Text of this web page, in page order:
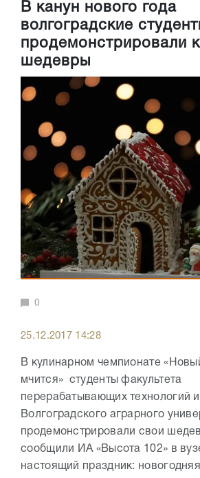
В канун нового года
волгоградские
продемонстрировали
шедевры
0
25.12.2017 14:28
В кулинарном чемпионате
мчится» студенты факультета
перерабатывающих технологий
Волгоградского аграрного
продемонстрировали свои
сообщили ИА «Высота 102» в
настоящий праздник: